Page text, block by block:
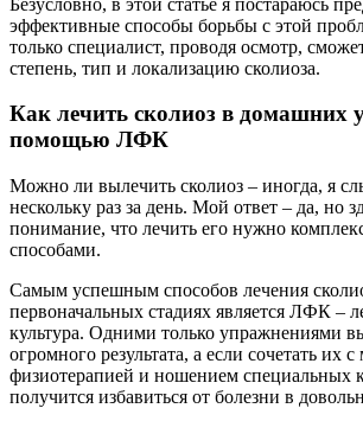
эффективные способы борьбы с этой
только специалист, проводя осмотр,
степень, тип и локализацию сколиоза.
Как лечить сколиоз в домашних
помощью ЛФК
Можно ли вылечить сколиоз – иногда, я
нескольку раз за день. Мой ответ – да, но
понимание, что лечить его нужно
способами.
Самым успешным способов лечения
первоначальных стадиях является ЛФК –
культура. Одними только упражнениями
огромного результата, а если сочетать их
физиотерапией и ношением специальных
получится избавиться от болезни в